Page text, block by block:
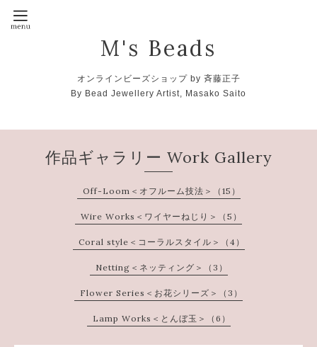
M's Beads
オンラインビーズショップ by 斉藤正子
By Bead Jewellery Artist, Masako Saito
作品ギャラリー Work Gallery
Off-Loom＜オフルーム技法＞（15）
Wire Works＜ワイヤーねじり＞（5）
Coral style＜コーラルスタイル＞（4）
Netting＜ネッティング＞（3）
Flower Series＜お花シリーズ＞（3）
Lamp Works＜とんぼ玉＞（6）